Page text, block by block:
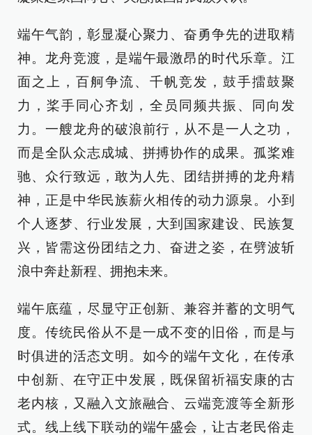
端午气韵，彰显凝心聚力、奋勇争先的进取精
神。龙舟竞渡，是端午最激昂的时代乐章。江
面之上，百舸争流、千帆竞发，鼓手擂鼓聚
力，桨手同心齐划，全员同频共振、同向发
力。一艘龙舟的破浪前行，从不是一人之功，
而是全队众志成城、拼搏协作的成果。孤桨难
驰、众行致远，敢为人先、团结拼搏的龙舟精
神，正是中华民族薪火相传的动力源泉。小到
个人逐梦、行业发展，大到国家建设、民族复
兴，皆需这份团结之力、奋进之姿，在劈波斩
浪中奔赴新程、拥抱未来。
端午底蕴，尽显守正创新、兼容并蓄的文明气
度。传统民俗从不是一成不变的旧俗，而是与
时俱进的活态文明。如今的端午文化，在传承
中创新、在守正中发展，既保留祈福安康的古
老内核，又融入文旅融合、云端竞渡等全新形
式。线上线下联动的端午盛会，让古老民俗走